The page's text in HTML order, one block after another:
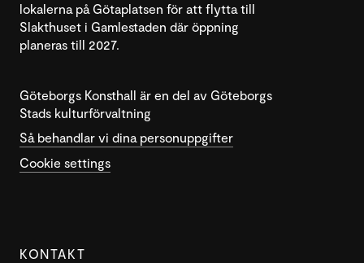
lokalerna på Götaplatsen för att flytta till
Slakthuset i Gamlestaden där öppning
planeras till 2027.
Göteborgs Konsthall är en del av Göteborgs
Stads kulturförvaltning
Så behandlar vi dina personuppgifter
Cookie settings
KONTAKT